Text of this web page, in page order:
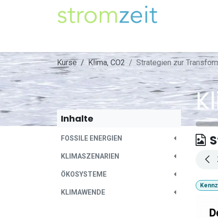
Zum Inhalt springen
Kurse Klima, CO2 Strategien zur
Inhalte
FOSSILE ENERGIEN
KLIMASZENARIEN
ÖKOSYSTEME
KLIMAWENDE